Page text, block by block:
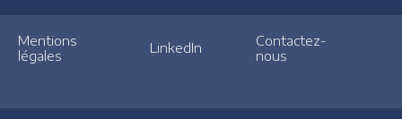
Mentions
légales
LinkedIn
Contactez-
nous